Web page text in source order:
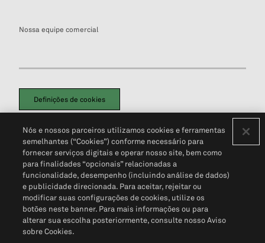
Nossa equipe comercial
Definições de cookies
Política de PrivacidadePortal de privacidade do cliente (em inglês)
Não Venda Minhas Informações Pessoais© 2026 S&P Global
Nós e nossos parceiros utilizamos cookies e ferramentas
semelhantes (“Cookies”) conforme necessário para
fornecer serviços digitais e operar nosso site, bem como
para finalidades “opcionais” relacionadas a
funcionalidade, desempenho (incluindo análise de dados)
e publicidade direcionada. Para aceitar, rejeitar ou
modificar suas configurações de cookies, utilize os
botões neste banner. Para mais informações ou para
alterar sua escolha posteriormente, consulte nosso Aviso
sobre Cookies.